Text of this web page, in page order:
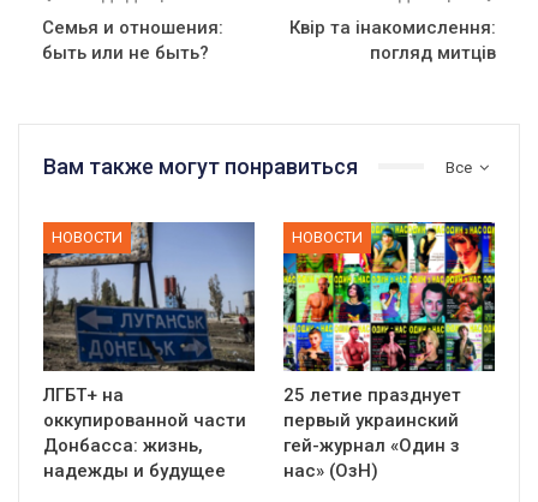
Семья и отношения:
быть или не быть?
Квір та інакомислення:
погляд митців
Все
Вам также могут понравиться
НОВОСТИ
ЛГБТ+ на
оккупированной части
Донбасса: жизнь,
надежды и будущее
НОВОСТИ
25 летие празднует
первый украинский
гей-журнал «Один з
нас» (ОзН)